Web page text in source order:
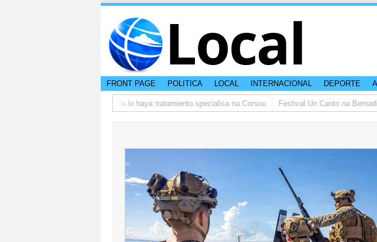
Local
FRONT PAGE POLITICA LOCAL INTERNACIONAL DEPORTE
DVG: Adictonan bou curatela lo haya tratamiento specialisa na Corsou Festival Un Canto na Bernadina